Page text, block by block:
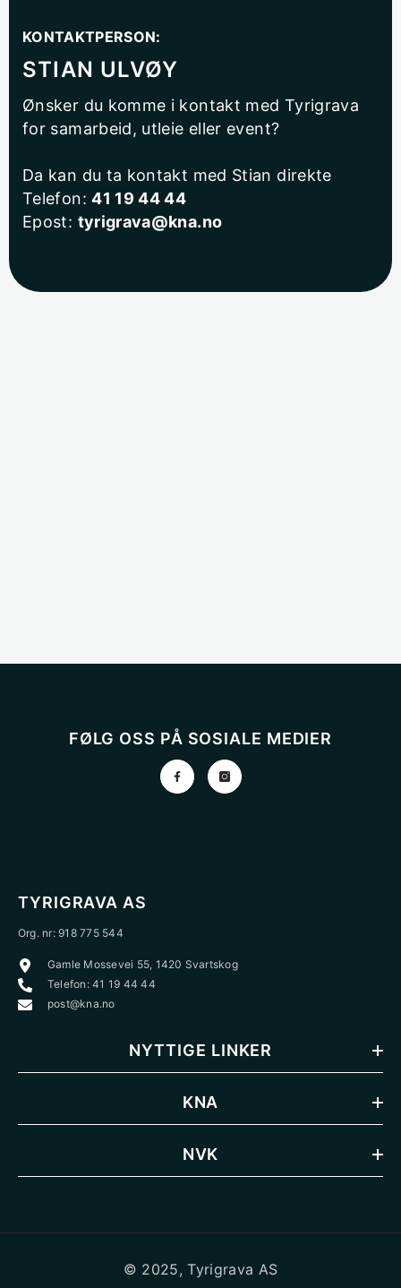
KONTAKTPERSON:
STIAN ULVØY
Ønsker du komme i kontakt med Tyrigrava
for samarbeid, utleie eller event?
Da kan du ta kontakt med Stian direkte
Telefon:41 19 44 44
Epost: tyrigrava@kna.no
FØLG OSS PÅ SOSIALE MEDIER
TYRIGRAVA AS
Org. nr: 918 775 544
Gamle Mossevei 55, 1420 Svartskog
Telefon: 41 19 44 44
post@kna.no
NYTTIGE LINKER
KNA
NVK
© 2025, Tyrigrava AS